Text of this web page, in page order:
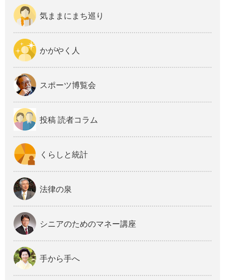
気ままにまち巡り
かがやく人
スポーツ博覧会
投稿 読者コラム
くらしと統計
法律の泉
シニアのためのマネー講座
手から手へ